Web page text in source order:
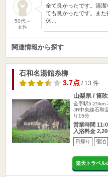
50代～
女性
全て良かったです。清
ても良かったです。ま
休…
関連情報から探す
石和名湯館糸柳
3.7点/ 13 件
山梨県 / 笛
金手駅5.25km
JR中央線石和
り15分
営業時間
入浴料金
日帰り 宿泊
楽天トラベル